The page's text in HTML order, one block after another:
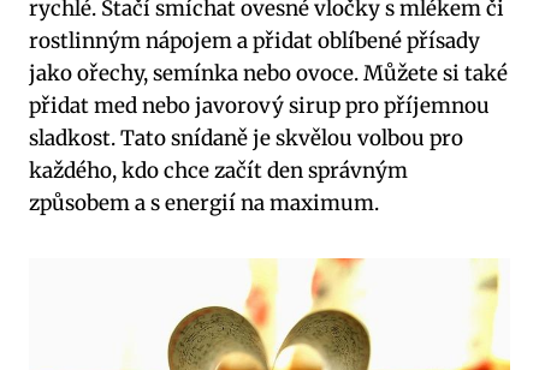
rychlé. Stačí smíchat ovesné vločky s mlékem či
rostlinným nápojem a přidat oblíbené přísady
jako ořechy, semínka nebo ovoce. Můžete si také
přidat med nebo javorový sirup pro příjemnou
sladkost. Tato snídaně je skvělou volbou pro
každého, kdo chce začít den správným
způsobem a s energií na maximum.